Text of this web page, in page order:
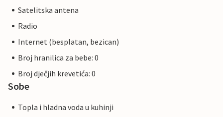
Satelitska antena
Radio
Internet (besplatan, bezican)
Broj hranilica za bebe: 0
Broj dječjih krevetića: 0
Sobe
Topla i hladna voda u kuhinji